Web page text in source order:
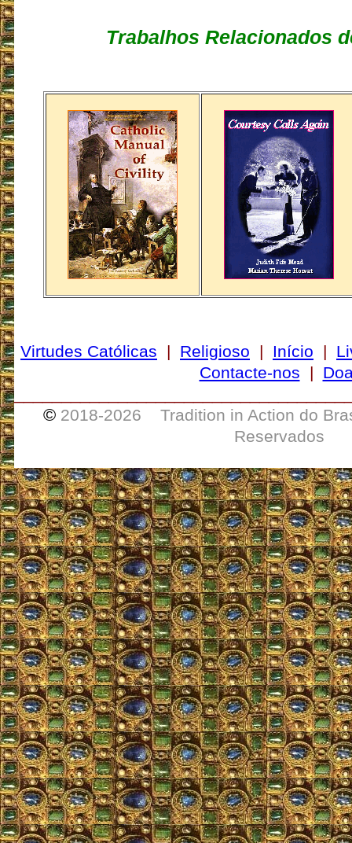
Trabalhos Relacionados
Virtudes Católicas | Religioso | Início |
Contacte-nos |
© 2018-2026 Tradition in Action do
Reservados